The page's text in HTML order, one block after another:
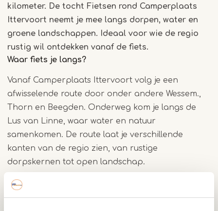
kilometer. De tocht Fietsen rond Camperplaats
Ittervoort neemt je mee langs dorpen, water en
groene landschappen. Ideaal voor wie de regio
rustig wil ontdekken vanaf de fiets.
Waar fiets je langs?
Vanaf Camperplaats Ittervoort volg je een
afwisselende route door onder andere Wessem.,
Thorn en Beegden. Onderweg kom je langs de
Lus van Linne, waar water en natuur
samenkomen. De route laat je verschillende
kanten van de regio zien, van rustige
dorpskernen tot open landschap.
Even pauzeren onderweg